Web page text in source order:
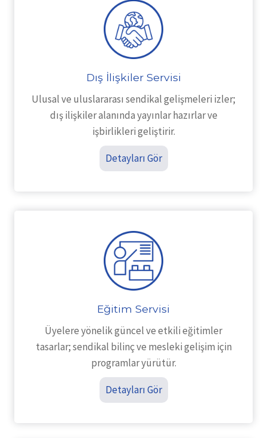
Dış İlişkiler Servisi
Ulusal ve uluslararası sendikal gelişmeleri izler;
dış ilişkiler alanında yayınlar hazırlar ve
işbirlikleri geliştirir.
Detayları Gör
Eğitim Servisi
Üyelere yönelik güncel ve etkili eğitimler
tasarlar; sendikal bilinç ve mesleki gelişim için
programlar yürütür.
Detayları Gör